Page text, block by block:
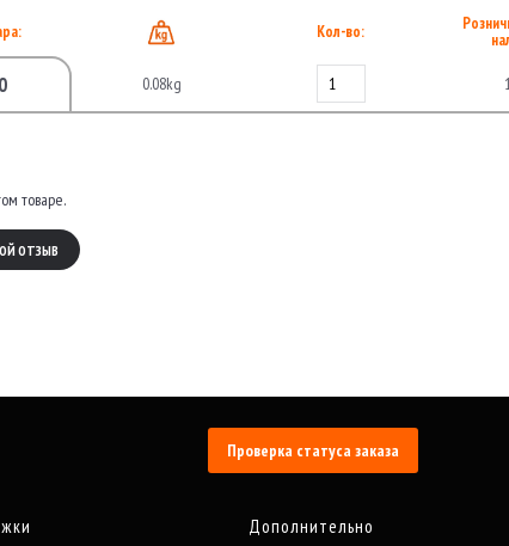
Кол-во:
0.08kg
товаре.
ОТЗЫВ
Проверка статуса заказа
Дополнительно